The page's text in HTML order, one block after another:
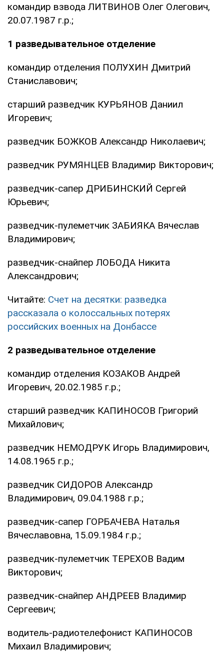
командир взвода ЛИТВИНОВ Олег Олегович,
20.07.1987 г.р.;
1 разведывательное отделение
командир отделения ПОЛУХИН Дмитрий
Станиславович;
старший разведчик КУРЬЯНОВ Даниил
Игоревич;
разведчик БОЖКОВ Александр Николаевич;
разведчик РУМЯНЦЕВ Владимир Викторович;
разведчик-сапер ДРИБИНСКИЙ Сергей
Юрьевич;
разведчик-пулеметчик ЗАБИЯКА Вячеслав
Владимирович;
разведчик-снайпер ЛОБОДА Никита
Александрович;
Читайте: Счет на десятки: разведка
рассказала о колоссальных потерях
российских военных на Донбассе
2 разведывательное отделение
командир отделения КОЗАКОВ Андрей
Игоревич, 20.02.1985 г.р.;
старший разведчик КАПИНОСОВ Григорий
Михайлович;
разведчик НЕМОДРУК Игорь Владимирович,
14.08.1965 г.р.;
разведчик СИДОРОВ Александр
Владимирович, 09.04.1988 г.р.;
разведчик-сапер ГОРБАЧЕВА Наталья
Вячеславовна, 15.09.1984 г.р.;
разведчик-пулеметчик ТЕРЕХОВ Вадим
Викторович;
разведчик-снайпер АНДРЕЕВ Владимир
Сергеевич;
водитель-радиотелефонист КАПИНОСОВ
Михаил Владимирович;